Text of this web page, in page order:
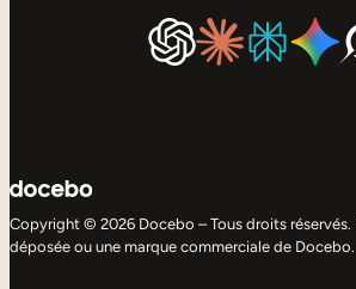
Copyright © 2026 Docebo – Tous droits
déposée ou une marque commerciale de Docebo.